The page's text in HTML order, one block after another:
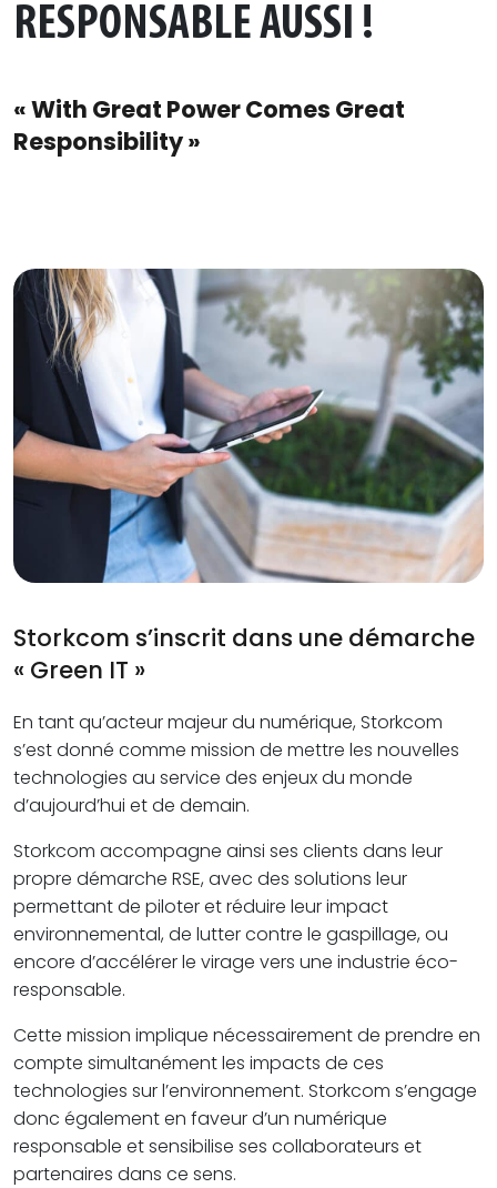
RESPONSABLE AUSSI !
« With Great Power Comes Great
Responsibility »
Storkcom s’inscrit dans une démarche
« Green IT »
En tant qu’acteur majeur du numérique, Storkcom
s’est donné comme mission de mettre les nouvelles
technologies au service des enjeux du monde
d’aujourd’hui et de demain.
Storkcom accompagne ainsi ses clients dans leur
propre démarche RSE, avec des solutions leur
permettant de piloter et réduire leur impact
environnemental, de lutter contre le gaspillage, ou
encore d’accélérer le virage vers une industrie éco-
responsable.
Cette mission implique nécessairement de prendre en
compte simultanément les impacts de ces
technologies sur l’environnement. Storkcom s’engage
donc également en faveur d’un numérique
responsable et sensibilise ses collaborateurs et
partenaires dans ce sens.